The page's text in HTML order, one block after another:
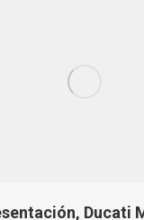
Ducati